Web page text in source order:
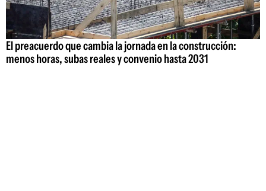
El preacuerdo que cambia la jornada en la construcción:
menos horas, subas reales y convenio hasta 2031